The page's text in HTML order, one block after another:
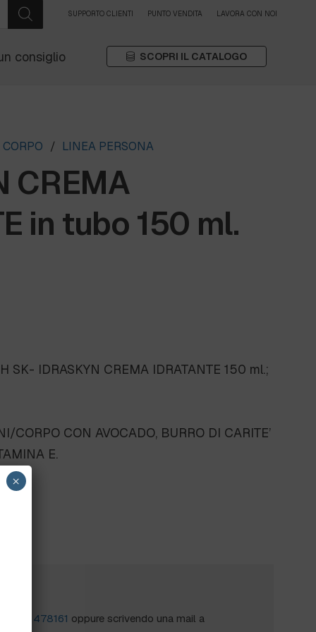
SUPPORTO CLIENTI PUNTO VENDITA LAVORA CON NOI
consiglio SCOPRI IL CATALOGO
/ LINEA PERSONA
CREMA
in tubo 150 ml.
SK- IDRASKYN CREMA IDRATANTE 150 ml.;
CORPO CON AVOCADO, BURRO DI CARITE’
E.
0172 478161 oppure scrivendo una mail a
×